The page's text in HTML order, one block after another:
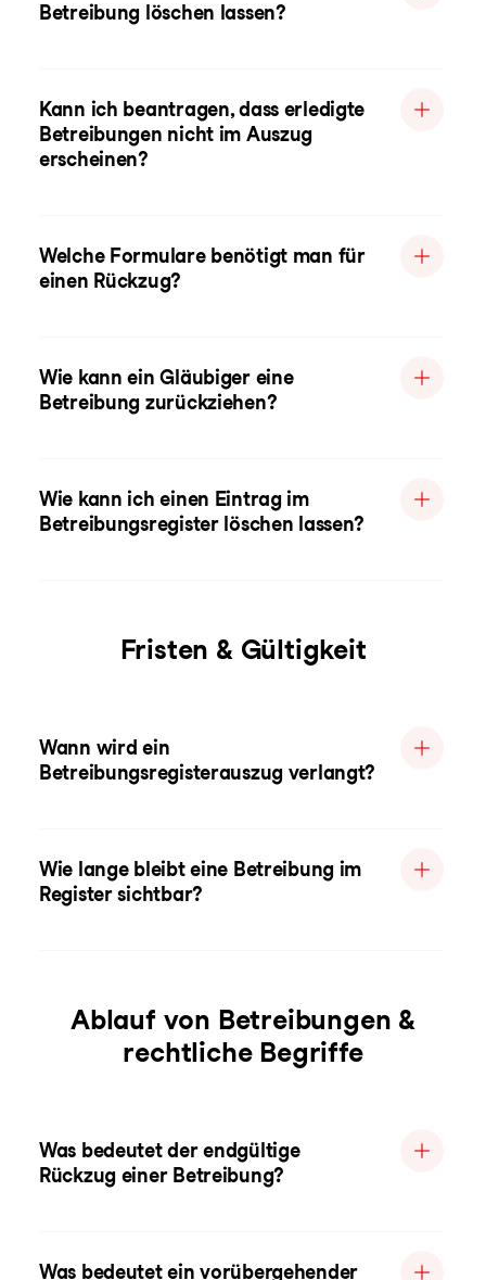
Betreibung löschen lassen?
Kann ich beantragen, dass erledigte
Betreibungen nicht im Auszug
erscheinen?
Welche Formulare benötigt man für
einen Rückzug?
Wie kann ein Gläubiger eine
Betreibung zurückziehen?
Wie kann ich einen Eintrag im
Betreibungsregister löschen lassen?
Fristen & Gültigkeit
Wann wird ein
Betreibungsregisterauszug verlangt?
Wie lange bleibt eine Betreibung im
Register sichtbar?
Ablauf von Betreibungen &
rechtliche Begriffe
Was bedeutet der endgültige
Rückzug einer Betreibung?
Was bedeutet ein vorübergehender